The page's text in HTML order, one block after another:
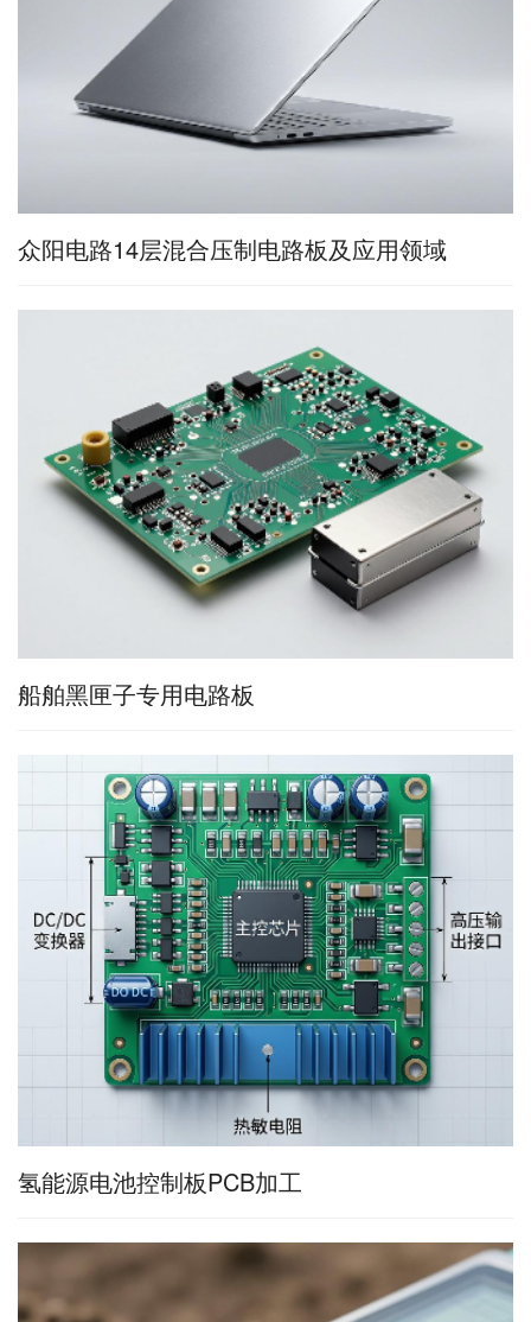
众阳电路14层混合压制电路板及应用领域
船舶黑匣子专用电路板
氢能源电池控制板PCB加工